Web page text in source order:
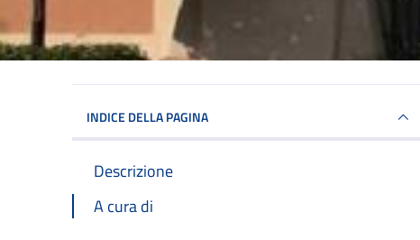
INDICE DELLA PAGINA
Descrizione
A cura di